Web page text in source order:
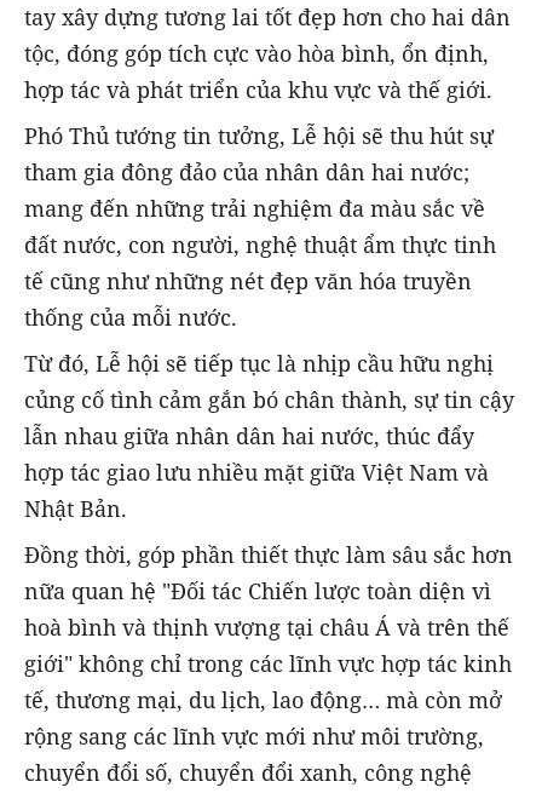
tay xây dựng tương lai tốt đẹp hơn cho hai dân
tộc, đóng góp tích cực vào hòa bình, ổn định,
hợp tác và phát triển của khu vực và thế giới.
Phó Thủ tướng tin tưởng, Lễ hội sẽ thu hút sự
tham gia đông đảo của nhân dân hai nước;
mang đến những trải nghiệm đa màu sắc về
đất nước, con người, nghệ thuật ẩm thực tinh
tế cũng như những nét đẹp văn hóa truyền
thống của mỗi nước.
Từ đó, Lễ hội sẽ tiếp tục là nhịp cầu hữu nghị
củng cố tình cảm gắn bó chân thành, sự tin cậy
lẫn nhau giữa nhân dân hai nước, thúc đẩy
hợp tác giao lưu nhiều mặt giữa Việt Nam và
Nhật Bản.
Đồng thời, góp phần thiết thực làm sâu sắc hơn
nữa quan hệ "Đối tác Chiến lược toàn diện vì
hoà bình và thịnh vượng tại châu Á và trên thế
giới" không chỉ trong các lĩnh vực hợp tác kinh
tế, thương mại, du lịch, lao động… mà còn mở
rộng sang các lĩnh vực mới như môi trường,
chuyển đổi số, chuyển đổi xanh, công nghệ